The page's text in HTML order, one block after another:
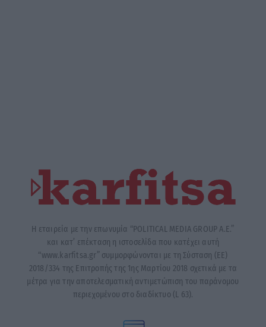
Η εταιρεία με την επωνυμία “POLITICAL MEDIA GROUP A.E.”
και κατ’ επέκταση η ιστοσελίδα που κατέχει αυτή
“www.karfitsa.gr” συμμορφώνονται με τη Σύσταση (ΕΕ)
2018/334 της Επιτροπής της 1ης Μαρτίου 2018 σχετικά με τα
μέτρα για την αποτελεσματική αντιμετώπιση του παράνομου
περιεχομένου στο διαδίκτυο (L 63).